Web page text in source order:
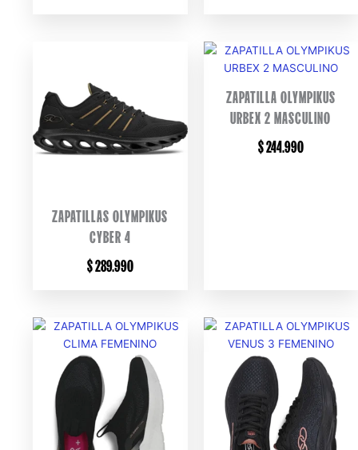
ZAPATILLAS OLYMPIKUS
CYBER 4
$289.990
ZAPATILLA OLYMPIKUS
URBEX 2 MASCULINO
$244.990